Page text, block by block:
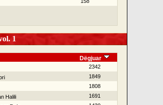
1
Dëgjuar
2342
1849
1808
Halili
1691